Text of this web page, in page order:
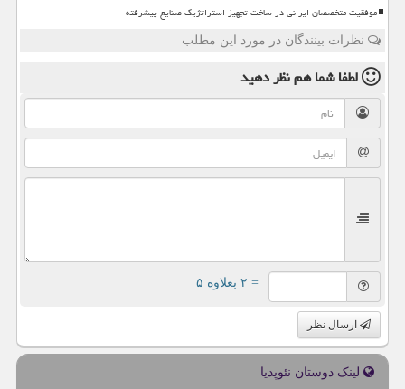
موفقیت متخصصان ایرانی در ساخت تجهیز استراتژیک صنایع پیشرفته
نظرات بینندگان در مورد این مطلب
لطفا شما همنظر دهید
= ۲ بعلاوه ۵
ارسال نظر
لینک دوستان نئوپدیا